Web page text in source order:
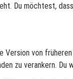
Du möchtest,
von
zu verankern.